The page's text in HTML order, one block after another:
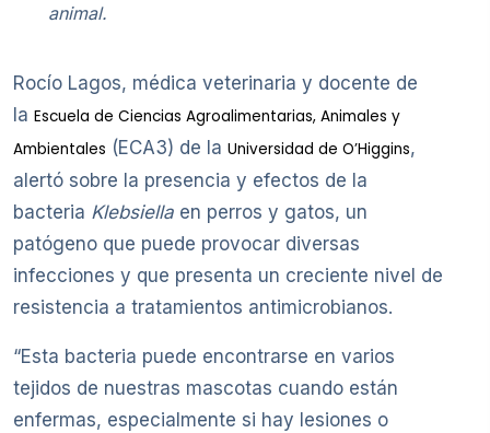
animal.
Rocío Lagos, médica veterinaria y docente de
la Escuela de Ciencias Agroalimentarias, Animales y
Ambientales (ECA3) de la Universidad de O’Higgins,
alertó sobre la presencia y efectos de la
bacteria Klebsiella en perros y gatos, un
patógeno que puede provocar diversas
infecciones y que presenta un creciente nivel de
resistencia a tratamientos antimicrobianos.
“Esta bacteria puede encontrarse en varios
tejidos de nuestras mascotas cuando están
enfermas, especialmente si hay lesiones o